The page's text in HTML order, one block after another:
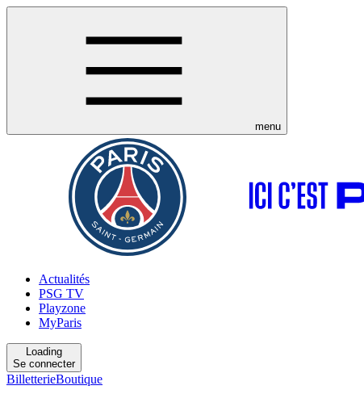
menu
Actualités
PSG TV
Playzone
MyParis
Loading
Se connecter
BilletterieBoutique